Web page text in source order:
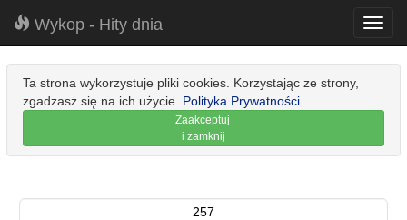
Wykop - Hity dnia
Ta strona wykorzystuje pliki cookies. Korzystając ze strony,
zgadzasz się na ich użycie. Polityka Prywatności
Zaakceptuj
i zamknij
257